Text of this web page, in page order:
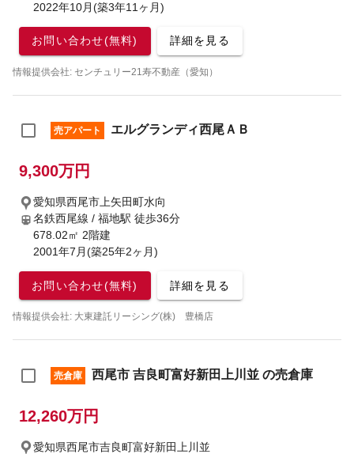
2022年10月(築3年11ヶ月)
お問い合わせ(無料) 詳細を見る
情報提供会社: センチュリー21寿不動産（愛知）
売アパート エルグランディ西尾ＡＢ
9,300万円
愛知県西尾市上矢田町水向
名鉄西尾線 / 福地駅 徒歩36分
678.02㎡ 2階建
2001年7月(築25年2ヶ月)
お問い合わせ(無料) 詳細を見る
情報提供会社: 大東建託リーシング(株) 豊橋店
売倉庫 西尾市 吉良町富好新田上川並 の売倉庫
12,260万円
愛知県西尾市吉良町富好新田上川並